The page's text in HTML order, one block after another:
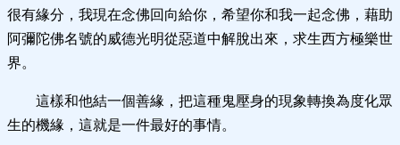
很有緣分，我現在念佛回向給你，希望你和我一起念佛，藉助
阿彌陀佛名號的威德光明從惡道中解脫出來，求生西方極樂世
界。
這樣和他結一個善緣，把這種鬼壓身的現象轉換為度化眾
生的機緣，這就是一件最好的事情。